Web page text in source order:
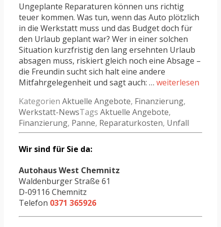
Ungeplante Reparaturen können uns richtig
teuer kommen. Was tun, wenn das Auto plötzlich
in die Werkstatt muss und das Budget doch für
den Urlaub geplant war? Wer in einer solchen
Situation kurzfristig den lang ersehnten Urlaub
absagen muss, riskiert gleich noch eine Absage –
die Freundin sucht sich halt eine andere
Mitfahrgelegenheit und sagt auch: … weiterlesen
Kategorien Aktuelle Angebote, Finanzierung,
Werkstatt-NewsTags Aktuelle Angebote,
Finanzierung, Panne, Reparaturkosten, Unfall
Wir sind für Sie da:
Autohaus West Chemnitz
Waldenburger Straße 61
D-09116 Chemnitz
Telefon 0371 365926